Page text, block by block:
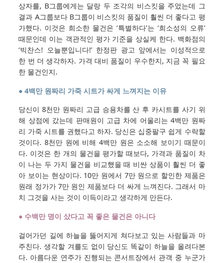
상자를, B그룹에게는 달랑 두 조각의 비스킷을 주었는데 그
결과 A그룹보다 B그룹이 비스킷의 품질이 훨씬 더 좋다고 평
가했다. 이것은 희소한 물건은 ‘특별하다’는 ‘희소성의 오류’
때문인데 이는 객관적인 평가 기준을 상실케 한다. 백화점의
‘빅찬스! 오늘뿐입니다!’ 한정판 광고 앞에서는 이성적으로
한 번 더 생각하자. 가격 대비 품질이 우수한지, 지금 꼭 필요
한 물건인지.
● 4백만 원짜리 가죽 시트가 싸게 느껴지는 이유
당신이 8천만 원짜리 고급 승용차를 산 후 카시트를 사기 위
해 상점에 갔는데 판매원이 고급 차에 어울리는 4백만 원짜
리 가죽 시트를 권했다고 하자. 당신은 십중팔구 쉽게 수락할
것이다. 8천만 원에 비해 4백만 원은 소소해 보이기 때문이
다. 이것은 한 개의 물건을 평가할 때보다, 가격과 품질이 차
이 나는 두 가지 물건을 비교했을 때 비싼 상품이 훨씬 더 좋
아 보이는 현상이다. 10만 원에서 7만 원으로 할인한 제품은
원래 정가가 7만 원인 제품보다 더 싸게 느껴진다. 그래서 마
치 그것을 사는 것이 이득이라고 생각하게 만든다.
● 수백만 명이 샀다고 꼭 좋은 물건은 아니다
걸어가던 길에 하늘을 뚫어지게 쳐다보고 있는 사람들과 마
주친다. 생각할 겨를도 없이 당신도 똑같이 하늘을 올려다본
다. 아름다운 연주가 진행되는 콘서트장에서 관객 중 누군가